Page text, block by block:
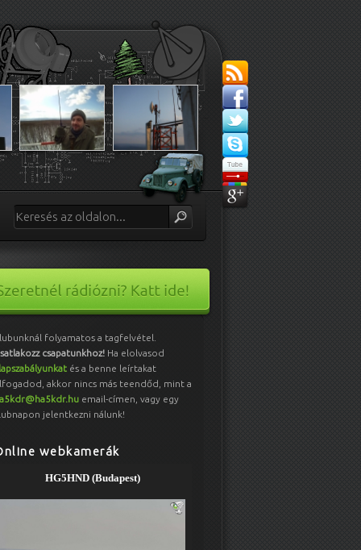
folyamatos a tagfelvétel.
csapatunkhoz! Ha elolvasod
és a benne leírtakat
akkor nincs más teendőd, mint a
email-címen, vagy egy
jelentkezni nálunk!
webkamerák